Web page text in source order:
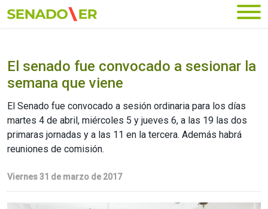
Ir al menú principal
El senado fue convocado a sesionar la
semana que viene
El Senado fue convocado a sesión ordinaria para los días
martes 4 de abril, miércoles 5 y jueves 6, a las 19 las dos
primaras jornadas y a las 11 en la tercera. Además habrá
reuniones de comisión.
Viernes 31 de marzo de 2017